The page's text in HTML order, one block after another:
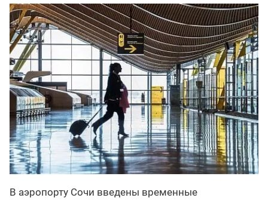
В аэропорту Сочи введены временные